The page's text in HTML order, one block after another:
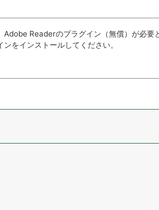
Adobe Readerのプラグイン（無償）が必要
をインストールしてください。